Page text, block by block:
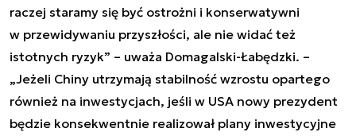
raczej staramy się być ostrożni i konserwatywni
w przewidywaniu przyszłości, ale nie widać też
istotnych ryzyk” – uważa Domagalski-Łabędzki. –
„Jeżeli Chiny utrzymają stabilność wzrostu opartego
również na inwestycjach, jeśli w USA nowy prezydent
będzie konsekwentnie realizował plany inwestycyjne